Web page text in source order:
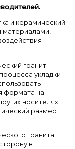
и керамический
гранит
укладки
формата на
носителях
размер
гранита
в